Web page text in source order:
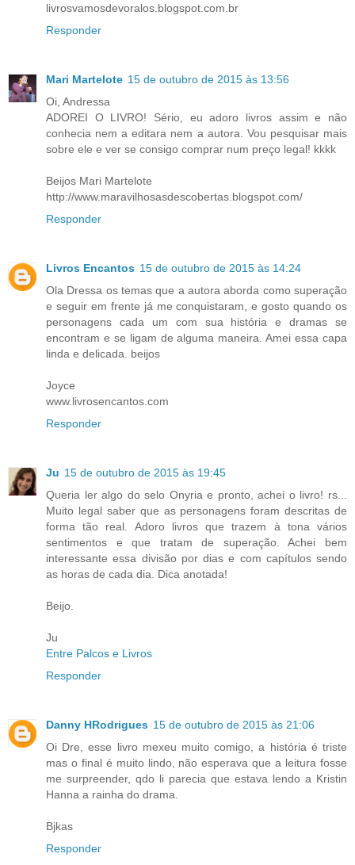
livrosvamosdevoralos.blogspot.com.br
Responder
Mari Martelote 15 de outubro de 2015 às 13:56
Oi, Andressa
ADOREI O LIVRO! Sério, eu adoro livros assim e não
conhecia nem a editara nem a autora. Vou pesquisar mais
sobre ele e ver se consigo comprar num preço legal! kkkk
Beijos Mari Martelote
http://www.maravilhosasdescobertas.blogspot.com/
Responder
Livros Encantos 15 de outubro de 2015 às 14:24
Ola Dressa os temas que a autora aborda como superação
e seguir em frente já me conquistaram, e gosto quando os
personagens cada um com sua história e dramas se
encontram e se ligam de alguma maneira. Amei essa capa
linda e delicada. beijos
Joyce
www.livrosencantos.com
Responder
Ju 15 de outubro de 2015 às 19:45
Queria ler algo do selo Onyria e pronto, achei o livro! rs...
Muito legal saber que as personagens foram descritas de
forma tão real. Adoro livros que trazem à tona vários
sentimentos e que tratam de superação. Achei bem
interessante essa divisão por dias e com capítulos sendo
as horas de cada dia. Dica anotada!
Beijo.
Ju
Entre Palcos e Livros
Responder
Danny HRodrigues 15 de outubro de 2015 às 21:06
Oi Dre, esse livro mexeu muito comigo, a história é triste
mas o final é muito lindo, não esperava que a leitura fosse
me surpreender, qdo li parecia que estava lendo a Kristin
Hanna a rainha do drama.
Bjkas
Responder